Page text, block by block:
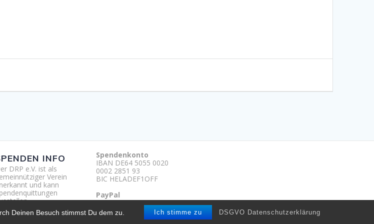
Deinen Besuch stimmst Du dem zu. Ich stimme zu DSGVO Datenschutzerklärung
INFO
DRP e.V. ist als
Verein
und kann
Spendenkonto
IBAN DE64 5055 0020
0002 2851 93
BIC HELADEF1OFF
PayPal
http://paypal.me/drpmuse
um